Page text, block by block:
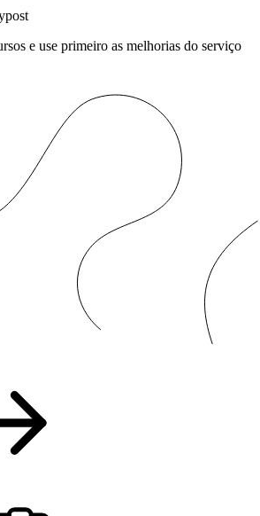
e use primeiro as melhorias do serviço